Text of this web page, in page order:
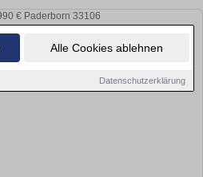
Alle Cookies ablehnen
Datenschutzerklärung